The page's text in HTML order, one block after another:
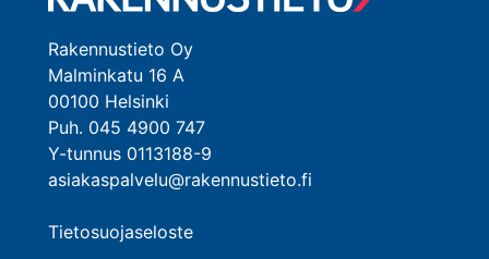
Rakennustieto Oy
Malminkatu 16 A
00100 Helsinki
Puh. 045 4900 747
Y-tunnus 0113188-9
asiakaspalvelu@rakennustieto.fi
Tietosuojaseloste